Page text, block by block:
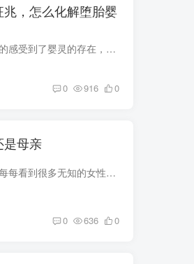
，怎么化解堕胎婴
很多堕胎女性，已经真切的感受到了婴灵的存在，也感受到了婴灵给自己所带来的不顺。但是仍然有很多人不知畏惧，仍然选择去堕胎，殊不知已经给自己埋下了恶果，因果无处不在，有因就有果，太上三...
0 916 0
是母亲
大家好，我是三悟道长，每每看到很多无知的女性选择堕胎，心里都特别难受。今天我想给大家好好回答一下这个问题，堕胎的罪孽是父亲还是母亲？我的观点是，堕胎的罪孽，主要在于母亲，其次在于父...
0 636 0